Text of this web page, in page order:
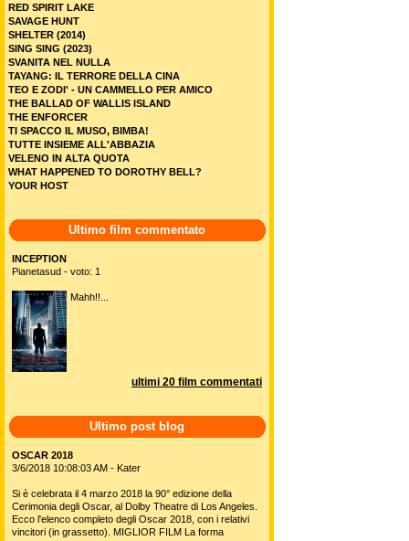
RED SPIRIT LAKE
SAVAGE HUNT
SHELTER (2014)
SING SING (2023)
SVANITA NEL NULLA
TAYANG: IL TERRORE DELLA CINA
TEO E ZODI' - UN CAMMELLO PER AMICO
THE BALLAD OF WALLIS ISLAND
THE ENFORCER
TI SPACCO IL MUSO, BIMBA!
TUTTE INSIEME ALL'ABBAZIA
VELENO IN ALTA QUOTA
WHAT HAPPENED TO DOROTHY BELL?
YOUR HOST
Ultimo film commentato
INCEPTION
Pianetasud - voto: 1
Mahh!!...
ultimi 20 film commentati
Ultimo post blog
OSCAR 2018
3/6/2018 10:08:03 AM - Kater
Si è celebrata il 4 marzo 2018 la 90° edizione della
Cerimonia degli Oscar, al Dolby Theatre di Los Angeles.
Ecco l'elenco completo degli Oscar 2018, con i relativi
vincitori (in grassetto). MIGLIOR FILM La forma